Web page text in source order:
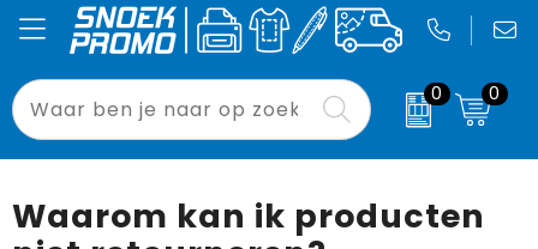
0 0
Relatiegeschenken
Been- en voetbescherming
Bodywarmers
Badtextiel en Douche
Accessoires voor tassen
Laptoptassen
Opvouwbare tassen
Drukwerk
Waarom kan ik producten